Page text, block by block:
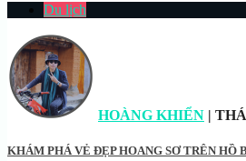
Du lịch
HOÀNG KHIỂN |
KHÁM PHÁ VẺ ĐẸP HOANG SƠ TRÊN HỒ